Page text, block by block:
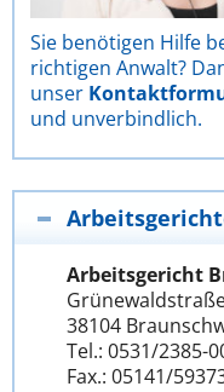
Sie benötigen Hilfe
richtigen Anwalt?
unser
und unverbindlich.
Arbeitsgericht
38104
Tel.: 0531/2385-
Fax.: 05141/